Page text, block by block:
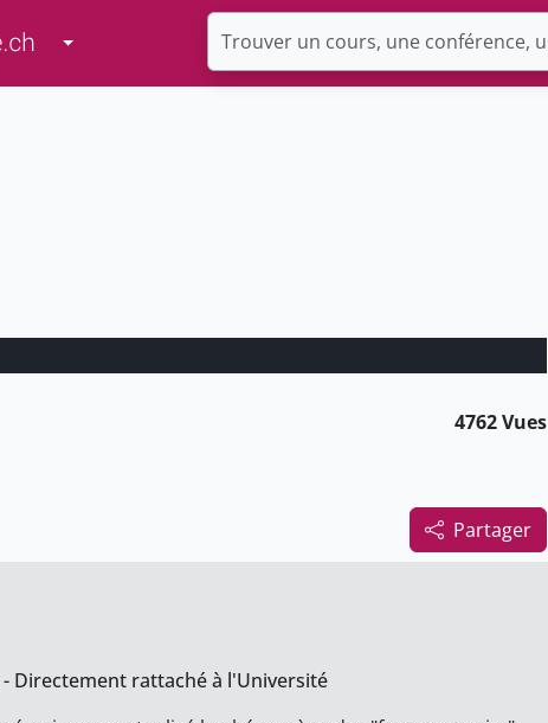
Toggle Dropdown
4762 Vues
Partager
Directement rattaché à l'Université